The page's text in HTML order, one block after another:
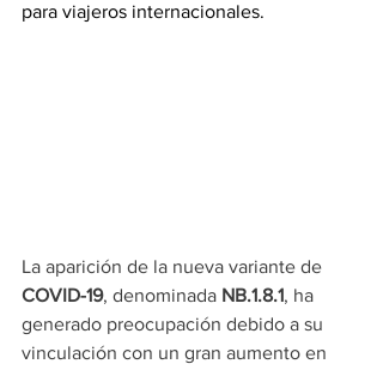
para viajeros internacionales.
La aparición de la nueva variante de
COVID-19, denominada NB.1.8.1, ha
generado preocupación debido a su
vinculación con un gran aumento en